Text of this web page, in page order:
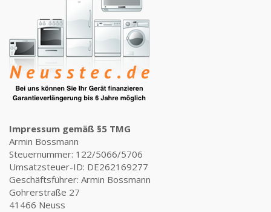
Impressum gemäß §5 TMG
Armin Bossmann
Steuernummer: 122/5066/5706
Umsatzsteuer-ID: DE262169277
Geschäftsführer: Armin Bossmann
Gohrerstraße 27
41466 Neuss